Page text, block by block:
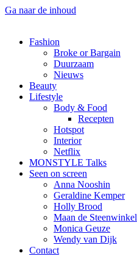
Ga naar de inhoud
Fashion
Broke or Bargain
Duurzaam
Nieuws
Beauty
Lifestyle
Body & Food
Recepten
Hotspot
Interior
Netflix
MONSTYLE Talks
Seen on screen
Anna Nooshin
Geraldine Kemper
Holly Brood
Maan de Steenwinkel
Monica Geuze
Wendy van Dijk
Contact